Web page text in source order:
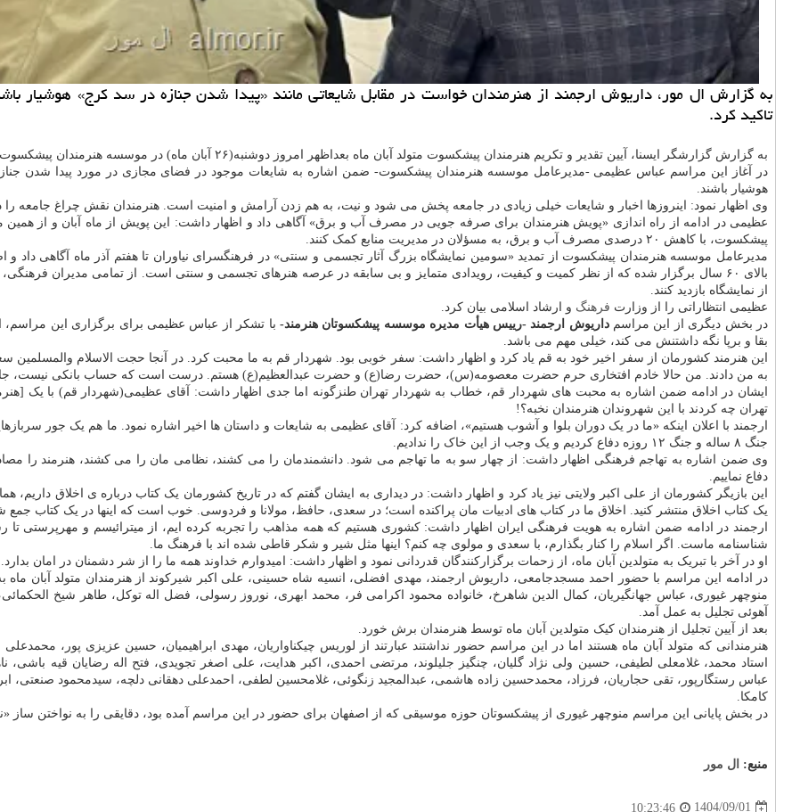
به گزارش ال مور، داریوش ارجمند از هنرمندان خواست در مقابل شایعاتی مانند «پیدا شدن جنازه در سد کرج» هوشیار
تاکید کرد.
به گزارش گزارشگر ایسنا، آیین تقدیر و تکریم هنرمندان پیشکسوت متولد آبان ماه بعداظهر امروز دوشنبه(۲۶ آبان ماه) در موسسه هنرمندان پیشکسوت انجام شد.
در آغاز این مراسم عباس عظیمی -مدیرعامل موسسه هنرمندان پیشکسوت- ضمن اشاره به شایعات موجود در فضای مجازی در مورد پیدا شدن
هوشیار باشند.
وی اظهار نمود: اینروزها اخبار و شایعات خیلی زیادی در جامعه پخش می شود و نیت، به هم زدن آرامش و امنیت است. هنرمندان نقش چراغ جامعه را
عظیمی در ادامه از راه اندازی «پویش هنرمندان برای صرفه جویی در مصرف آب و برق» آگاهی داد و اظهار داشت: این پویش از ماه آبان و از
پیشکسوت، با کاهش ۲۰ درصدی مصرف آب و برق، به مسؤلان در مدیریت منابع کمک کنند.
بالای ۶۰ سال برگزار شده که از نظر کمیت و کیفیت، رویدادی متمایز و بی سابقه در عرصه هنرهای تجسمی و سنتی است. از تمامی مدیران
از نمایشگاه بازدید کنند.
عظیمی انتظاراتی را از وزارت فرهنگ و ارشاد اسلامی بیان کرد.
در بخش دیگری از این مراسمداریوش ارجمند -رییس هیأت مدیره موسسه پیشکسوتان هنرمند- با تشکر از عباس عظیمی برای برگزاری این
بقا و برپا نگه داشتنش می کند، خیلی مهم می باشد.
این هنرمند کشورمان از سفر اخیر خود به قم یاد کرد و اظهار داشت: سفر خوبی بود. شهردار قم به ما محبت کرد. در آنجا حجت الاسلام
به من دادند. من حالا خادم افتخاری حرم حضرت معصومه(س)، حضرت رضا(ع) و حضرت عبدالعظیم(ع) هستم. درست است که حساب بانکی نیست،
ایشان در ادامه ضمن اشاره به محبت های شهردار قم، خطاب به شهردار تهران طنزگونه اما جدی اظهار داشت: آقای عظیمی(شهردار قم) با یک
تهران چه کردند با این شهروندان هنرمندان نخبه؟!
ارجمند با اعلان اینکه «ما در یک دوران بلوا و آشوب هستیم»، اضافه کرد: آقای عظیمی به شایعات و داستان ها اخیر اشاره نمود. ما هم یک جور
جنگ ۸ ساله و جنگ ۱۲ روزه دفاع کردیم و یک وجب از این خاک را ندادیم.
وی ضمن اشاره به تهاجم فرهنگی اظهار داشت: از چهار سو به ما تهاجم می شود. دانشمندمان را می کشند، نظامی مان را می کشند، هنرمند را
دفاع نماییم.
این بازیگر کشورمان از علی اکبر ولایتی نیز یاد کرد و اظهار داشت: در دیداری به ایشان گفتم که در تاریخ کشورمان یک کتاب درباره ی اخلاق داریم،
یک کتاب اخلاق منتشر کنید. اخلاق ما در کتاب های ادبیات مان پراکنده است؛ در سعدی، حافظ، مولانا و فردوسی. خوب است که اینها در یک کتاب جمع
ارجمند در ادامه ضمن اشاره به هویت فرهنگی ایران اظهار داشت: کشوری هستیم که همه مذاهب را تجربه کرده ایم، از میترائیسم و مهرپرستی تا
شناسنامه ماست. اگر اسلام را کنار بگذارم، با سعدی و مولوی چه کنم؟ اینها مثل شیر و شکر قاطی شده اند با فرهنگ ما.
او در آخر با تبریک به متولدین آبان ماه، از زحمات برگزارکنندگان قدردانی نمود و اظهار داشت: امیدوارم خداوند همه ما را از شر دشمنان در امان
در ادامه این مراسم با حضور احمد مسجدجامعی، داریوش ارجمند، مهدی افضلی، انسیه شاه حسینی، علی اکبر شیرکوند از هنرمندان متولد آبان
منوچهر غیوری، عباس جهانگیریان، کمال الدین شاهرخ، خانواده محمود اکرامی فر، محمد ابهری، نوروز رسولی، فضل اله توکل، طاهر شیخ
آهوئی تجلیل به عمل آمد.
بعد از آیین تجلیل از هنرمندان کیک متولدین آبان ماه توسط هنرمندان برش خورد.
هنرمندانی که متولد آبان ماه هستند اما در این مراسم حضور نداشتند عبارتند از لوریس چیکناواریان، مهدی ابراهیمیان، حسین عزیزی پور،
استاد محمد، غلامعلی لطیفی، حسین ولی نژاد گلیان، چنگیز جلیلوند، مرتضی احمدی، اکبر هدایت، علی اصغر تجویدی، فتح اله رضایان قیه باشی،
عباس رستگارپور، تقی حجاریان، فرزاد، محمدحسین زاده هاشمی، عبدالمجید زنگوئی، غلامحسین لطفی، احمدعلی دهقانی دلچه، سیدمحمود صنعتی،
کامکا.
در بخش پایانی این مراسم منوچهر غیوری از پیشکسوتان حوزه موسیقی که از اصفهان برای حضور در این مراسم آمده بود، دقایقی را به نواختن ساز
منبع: ال مور
1404/09/01
10:23:46